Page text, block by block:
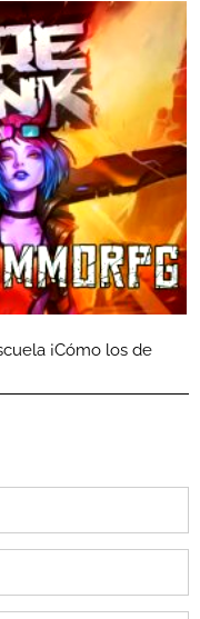
¡Cómo los de